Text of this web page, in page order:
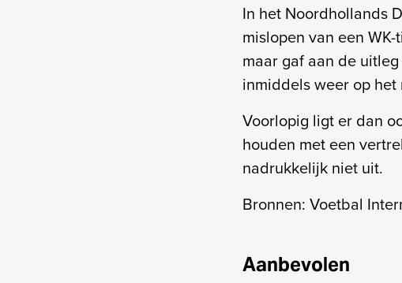
In het Noordhollands
mislopen van een
maar gaf aan de
inmiddels weer op
Voorlopig ligt er dan
houden met een
nadrukkelijk niet uit.
Bronnen: Voetbal
Aanbevolen